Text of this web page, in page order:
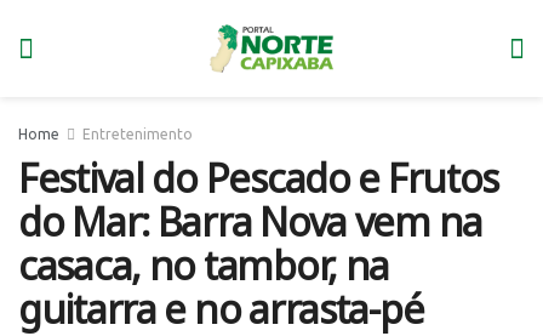
Home Entretenimento
Festival do Pescado e Frutos
do Mar: Barra Nova vem na
casaca, no tambor, na
guitarra e no arrasta-pé